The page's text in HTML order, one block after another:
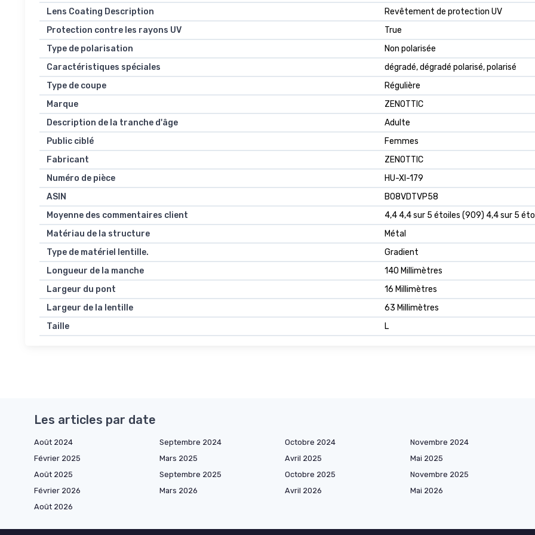
Lens Coating Description
Revêtement de protection UV
Protection contre les rayons UV
True
Type de polarisation
Non polarisée
Caractéristiques spéciales
dégradé, dégradé polarisé, polarisé
Type de coupe
Régulière
Marque
ZENOTTIC
Description de la tranche d'âge
Adulte
Public ciblé
Femmes
Fabricant
ZENOTTIC
Numéro de pièce
HU-XI-179
ASIN
B08VDTVP58
Moyenne des commentaires client
4,4 4,4 sur 5 étoiles (909) 4,4 sur 5
Matériau de la structure
Métal
Type de matériel lentille.
Gradient
Longueur de la manche
140 Millimètres
Largeur du pont
16 Millimètres
Largeur de la lentille
63 Millimètres
Taille
L
Les articles par date
Août 2024 Septembre 2024 Octobre 2024
Novembre 2024
Février 2025
Mars 2025 Avril 2025
Mai 2025
Août 2025
Septembre 2025 Octobre 2025
Novembre 2025
Février 2026
Mars 2026 Avril 2026
Mai 2026
Août 2026